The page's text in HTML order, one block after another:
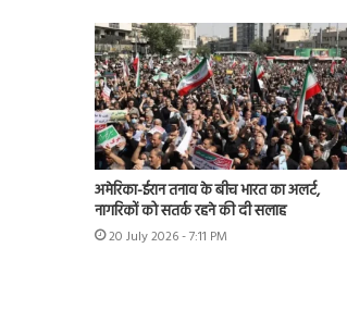
अमेरिका-ईरान तनाव के बीच भारत का अलर्ट,
नागरिकों को सतर्क रहने की दी सलाह
20 July 2026 - 7:11 PM